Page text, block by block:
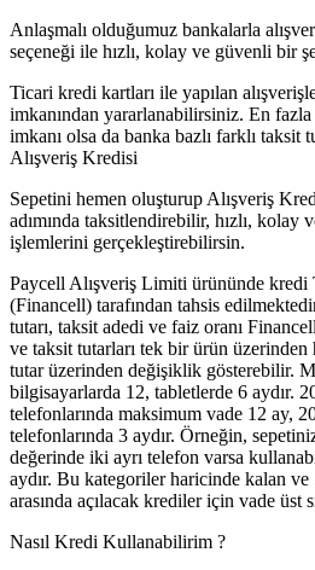
Anlaşmalı olduğumuz bankalarla
seçeneği ile hızlı, kolay ve güvenli bir
Ticari kredi kartları ile yapılan
imkanından yararlanabilirsiniz. En
imkanı olsa da banka bazlı farklı taksit
Alışveriş Kredisi
Sepetini hemen oluşturup Alışveriş
adımında taksitlendirebilir, hızlı, kolay
işlemlerini gerçekleştirebilirsin.
Paycell Alışveriş Limiti ürününde kredi
(Financell) tarafından tahsis
tutarı, taksit adedi ve faiz oranı
ve taksit tutarları tek bir ürün üzerinden
tutar üzerinden değişiklik gösterebilir.
bilgisayarlarda 12, tabletlerde 6 aydır.
telefonlarında maksimum vade 12 ay,
telefonlarında 3 aydır. Örneğin,
değerinde iki ayrı telefon varsa
aydır. Bu kategoriler haricinde kalan
arasında açılacak krediler için vade üst
Nasıl Kredi Kullanabilirim ?